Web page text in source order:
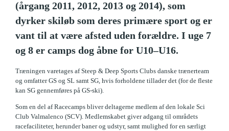
(årgang 2011, 2012, 2013 og 2014), som
dyrker skiløb som deres primære sport og er
vant til at være afsted uden forældre. I uge 7
og 8 er camps dog åbne for U10–U16.
Træningen varetages af Steep & Deep Sports Clubs danske trænerteam
og omfatter GS og SL samt SG, hvis forholdene tillader det (for de fleste
kan SG gennemføres på GS-ski).
Som en del af Racecamps bliver deltagerne medlem af den lokale Sci
Club Valmalenco (SCV). Medlemskabet giver adgang til områdets
racefaciliteter, herunder baner og udstyr, samt mulighed for en særligt